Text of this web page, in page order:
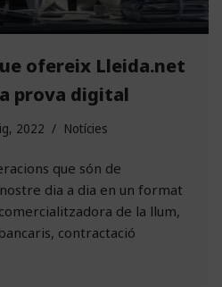
ofereix Lleida.net
prova digital
2022 Notícies
que són de
dia a dia en un format
de la llum,
contractació